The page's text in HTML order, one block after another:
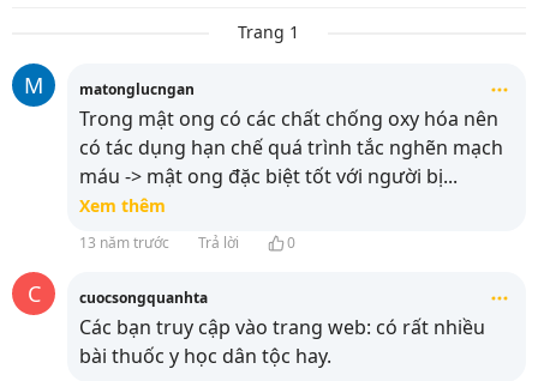
Trang 1
M matonglucngan
Trong mật ong có các chất chống oxy hóa nên
có tác dụng hạn chế quá trình tắc nghẽn mạch
máu -> mật ong đặc biệt tốt với người bị...
Xem thêm
13 năm trước Trả lời 0
C cuocsongquanhta
Các bạn truy cập vào trang web: có rất nhiều
bài thuốc y học dân tộc hay.